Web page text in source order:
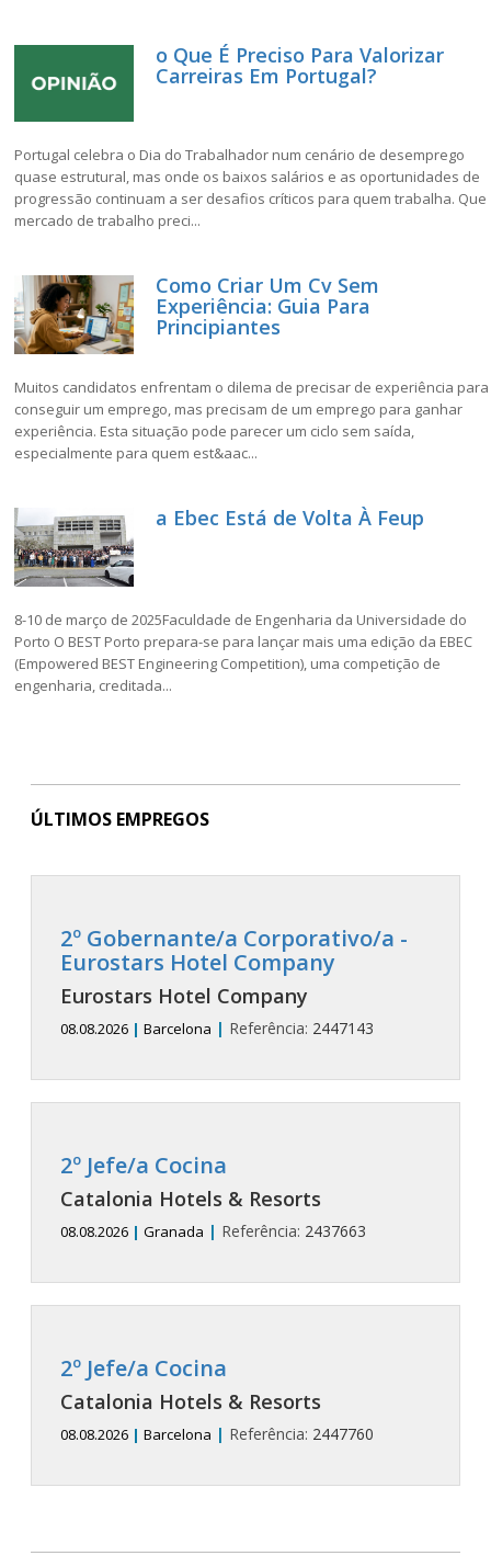
o Que É Preciso Para Valorizar
Carreiras Em Portugal?
Portugal celebra o Dia do Trabalhador num cenário de desemprego
quase estrutural, mas onde os baixos salários e as oportunidades de
progressão continuam a ser desafios críticos para quem trabalha. Que
mercado de trabalho preci...
Como Criar Um Cv Sem
Experiência: Guia Para
Principiantes
Muitos candidatos enfrentam o dilema de precisar de experiência para
conseguir um emprego, mas precisam de um emprego para ganhar
experiência. Esta situação pode parecer um ciclo sem saída,
especialmente para quem est&aac...
a Ebec Está de Volta À Feup
8-10 de março de 2025Faculdade de Engenharia da Universidade do
Porto O BEST Porto prepara-se para lançar mais uma edição da EBEC
(Empowered BEST Engineering Competition), uma competição de
engenharia, creditada...
ÚLTIMOS EMPREGOS
2º Gobernante/a Corporativo/a -
Eurostars Hotel Company
Eurostars Hotel Company
08.08.2026 | Barcelona | Referência: 2447143
2º Jefe/a Cocina
Catalonia Hotels & Resorts
08.08.2026 | Granada | Referência: 2437663
2º Jefe/a Cocina
Catalonia Hotels & Resorts
08.08.2026 | Barcelona | Referência: 2447760